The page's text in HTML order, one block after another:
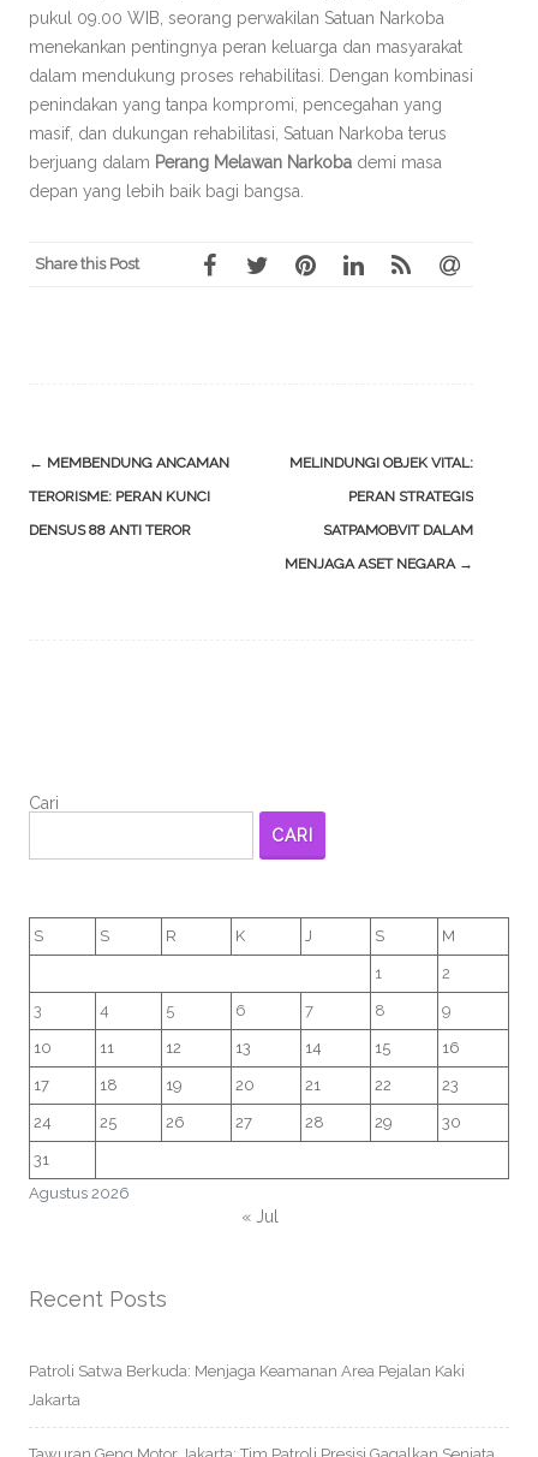
pukul 09.00 WIB, seorang perwakilan Satuan Narkoba
menekankan pentingnya peran keluarga dan masyarakat
dalam mendukung proses rehabilitasi. Dengan kombinasi
penindakan yang tanpa kompromi, pencegahan yang
masif, dan dukungan rehabilitasi, Satuan Narkoba terus
berjuang dalam Perang Melawan Narkoba demi masa
depan yang lebih baik bagi bangsa.
Share this Post
Post
navigation
← MEMBENDUNG ANCAMAN
TERORISME: PERAN KUNCI
DENSUS 88 ANTI TEROR
MELINDUNGI OBJEK VITAL:
PERAN STRATEGIS
SATPAMOBVIT DALAM
MENJAGA ASET NEGARA →
Cari
CARI
Agustus 2026
S S R K J S M
1 2
3 4 5 6 7 8 9
10 11 12 13 14 15 16
17 18 19 20 21 22 23
24 25 26 27 28 29 30
31
« Jul
Recent Posts
Patroli Satwa Berkuda: Menjaga Keamanan Area Pejalan Kaki
Jakarta